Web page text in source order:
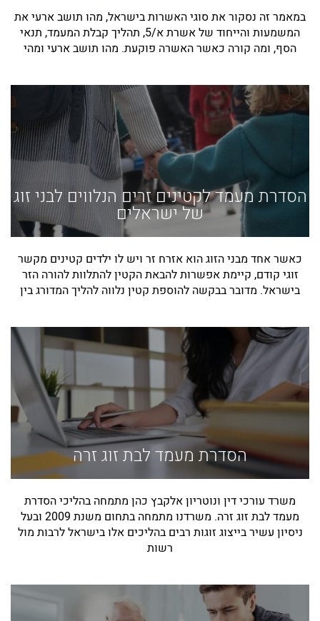
במאמר זה נסקור את סוגי האשרות בישראל, מהו תושב ארעי את
המשמעות והייחוד של אשרת א/5, תהליך קבלת המעמד, תנאי
הסף, ומה קורה כאשר האשרה פוקעת. מהו תושב ארעי ומהי
הסדרת מעמד לקטינים זרים הנלווים לבני זוג
של ישראלים
כאשר אחד מבני הזוג הוא אזרח זר ויש לו ילדים קטינים מקשר
זוגי קודם, קיימת אפשרות להבאת הקטין להתלוות להורה הזר
בישראל. מדובר בבקשה להוספת קטין נלווה להליך המדורג בין
הסדרת מעמד לבת זוג זרה
משרד עורכי דין ונוטריון אלקבץ כהן מתמחה בהליכי הסדרת
מעמד לבת זוג זרה. משרדנו מתמחה בתחום משנת 2009 ובעל
ניסיון עשיר בייצוג זוגות רבים בהליכים אלו בישראל לרבות מול
רשות